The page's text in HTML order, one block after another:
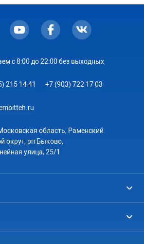
с 8:00 до 22:00 без выходных
215 14 41 +7 (903) 722 17 03
область, Раменский
округ, рп Быково,
улица, 25/1